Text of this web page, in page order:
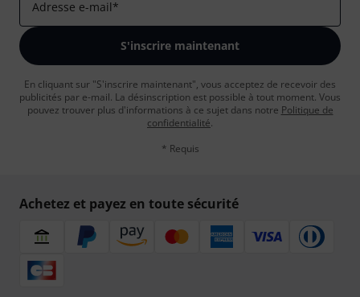
Adresse e-mail*
S'inscrire maintenant
En cliquant sur "S'inscrire maintenant", vous acceptez de recevoir des
publicités par e-mail. La désinscription est possible à tout moment. Vous
pouvez trouver plus d'informations à ce sujet dans notre Politique de
confidentialité.
* Requis
Achetez et payez en toute sécurité